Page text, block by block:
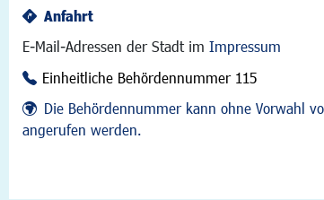
Anfahrt
E-Mail-Adressen der Stadt im Impressum
Einheitliche Behördennummer 115
Die Behördennummer kann ohne Vorwahl
angerufen werden.